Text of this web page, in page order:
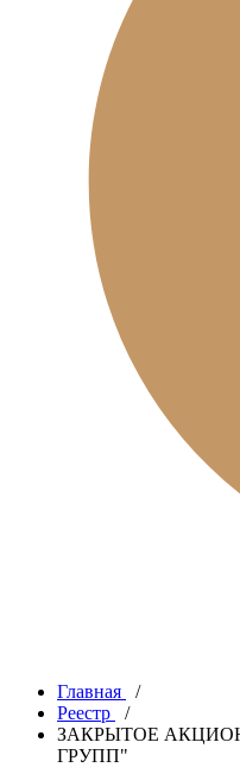
Главная
/
Реестр
/
ЗАКРЫТОЕ
ГРУПП"